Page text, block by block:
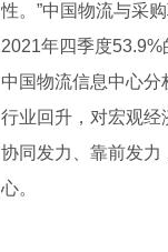
性。”中国物流与采
2021年四季度53.9%
中国物流信息中心
行业回升，对宏观经
协同发力、靠前发力
心。